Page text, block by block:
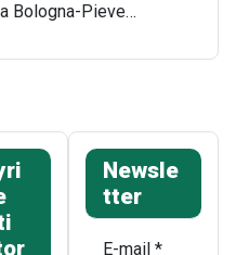
Bologna-Pieve…
Newsle
tter
E-mail*